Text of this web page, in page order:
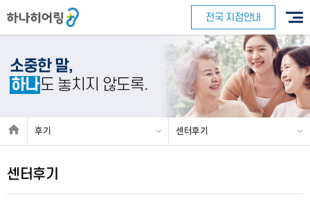
전국 지점안내
소중한 말,
하나도 놓치지 않도록.
후기 센터후기
센터후기